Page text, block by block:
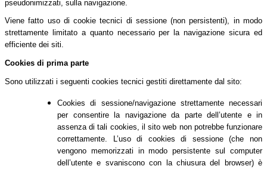
pseudonimizzati, sulla navigazione.
Viene fatto uso di cookie tecnici di sessione (non persistenti), in modo
strettamente limitato a quanto necessario per la navigazione sicura ed
efficiente dei siti.
Cookies di prima parte
Sono utilizzati i seguenti cookies tecnici gestiti direttamente dal sito:
Cookies di sessione/navigazione strettamente necessari
per consentire la navigazione da parte dell’utente e in
assenza di tali cookies, il sito web non potrebbe funzionare
correttamente. L’uso di cookies di sessione (che non
vengono memorizzati in modo persistente sul computer
dell’utente e svaniscono con la chiusura del browser) è